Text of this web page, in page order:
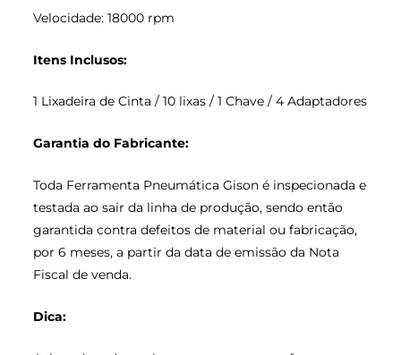
Velocidade: 18000 rpm
Itens Inclusos:
1 Lixadeira de Cinta / 10 lixas / 1 Chave / 4 Adaptadores
Garantia do Fabricante:
Toda Ferramenta Pneumática Gison é inspecionada e
testada ao sair da linha de produção, sendo então
garantida contra defeitos de material ou fabricação,
por 6 meses, a partir da data de emissão da Nota
Fiscal de venda.
Dica: